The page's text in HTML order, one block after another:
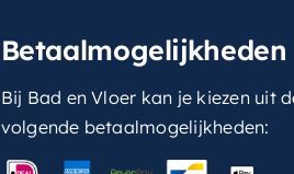
Betaalmogelijkheden
Bij Bad en Vloer kan je kiezen uit
volgende betaalmogelijkheden: